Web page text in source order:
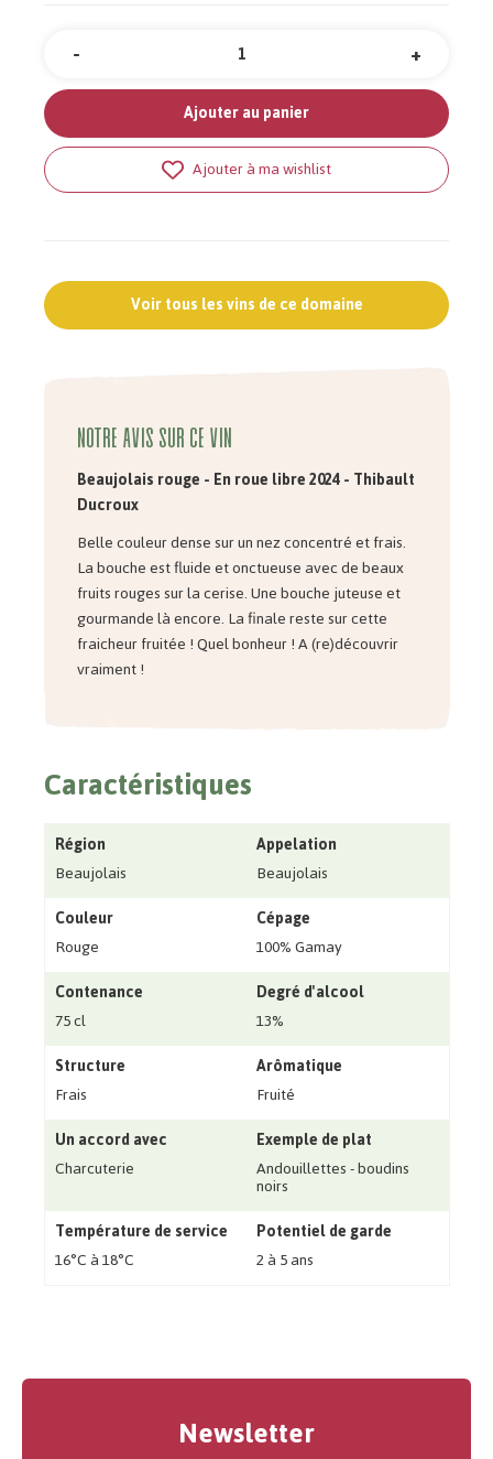
Quantité +
-
Ajouter au panier
Ajouter à ma wishlist
Voir tous les vins de ce domaine
Notre avis sur ce vin
Beaujolais rouge - En roue libre 2024 - Thibault
Ducroux
Belle couleur dense sur un nez concentré et frais.
La bouche est fluide et onctueuse avec de beaux
fruits rouges sur la cerise. Une bouche juteuse et
gourmande là encore. La finale reste sur cette
fraicheur fruitée ! Quel bonheur ! A (re)découvrir
vraiment !
Caractéristiques
Région
Beaujolais
Appelation
Beaujolais
Couleur
Rouge
Cépage
100% Gamay
Contenance
75 cl
Degré d'alcool
13%
Structure
Frais
Arômatique
Fruité
Un accord avec
Charcuterie
Exemple de plat
Andouillettes - boudins
noirs
Température de service
16°C à 18°C
Potentiel de garde
2 à 5 ans
Newsletter